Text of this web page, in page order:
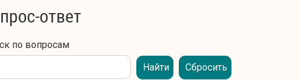
ответ
по вопросам
Найти
Сбросить